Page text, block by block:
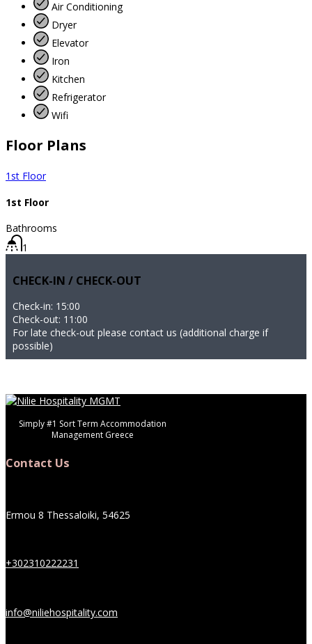
Air Conditioning
Dryer
Elevator
Iron
Kitchen
Refrigerator
Wifi
Floor Plans
1st Floor
1st Floor
Bathrooms
1
CHECK-IN / CHECK-OUT
Check-in: 15:00
Check-out: 11:00
For late check-out please contact us (additional charge if
possible)
Simply #1 Sort Term Accommodation
Management Greece
Contact Us
Ermou 8 Thessaloiki, 54625
+302310222231
info@niliehospitality.com